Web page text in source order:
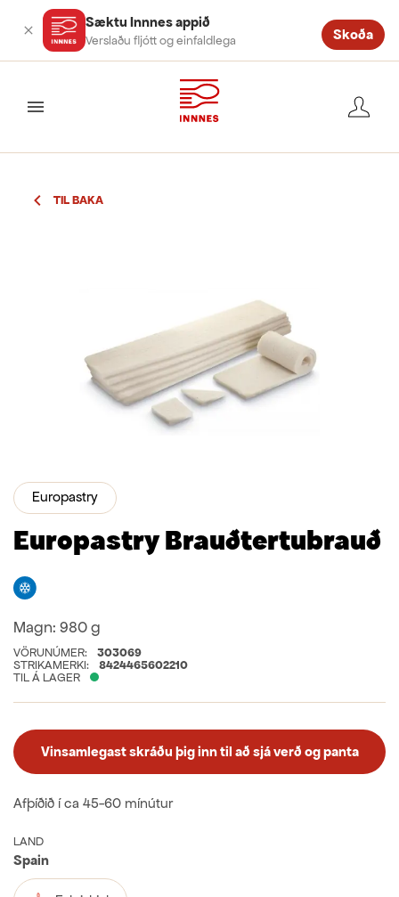
Sæktu Innnes appið
Verslaðu fljótt og einfaldlega Skoða
valmynd
TIL BAKA
Europastry
Europastry Brauðtertubrauð
Magn: 980 g
VÖRUNÚMER:
303069
STRIKAMERKI:
8424465602210
TIL Á LAGER
Vinsamlegast skráðu þig inn til að sjá verð og panta
Afþíðið í ca 45-60 mínútur
LAND
Spain